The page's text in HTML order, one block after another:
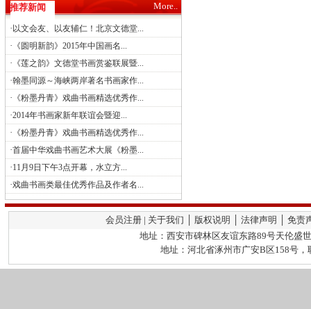
推荐新闻 More..
· 以文会友、以友辅仁！北京文德堂...
· 《圆明新韵》2015年中国画名...
· 《莲之韵》文德堂书画赏鉴联展暨...
·翰墨同源～海峡两岸著名书画家作...
· 《粉墨丹青》戏曲书画精选优秀作...
·2014年书画家新年联谊会暨迎...
· 《粉墨丹青》戏曲书画精选优秀作...
·首届中华戏曲书画艺术大展《粉墨...
·11月9日下午3点开幕，水立方...
·戏曲书画类最佳优秀作品及作者名...
会员注册 | 关于我们 │ 版权说明 │ 法律声明 │ 免
地址：西安市碑林区友谊东路89号天伦盛
地址：河北省涿州市广安B区158号